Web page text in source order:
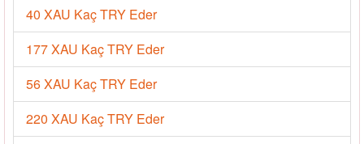
40 XAU Kaç TRY Eder
177 XAU Kaç TRY Eder
56 XAU Kaç TRY Eder
220 XAU Kaç TRY Eder